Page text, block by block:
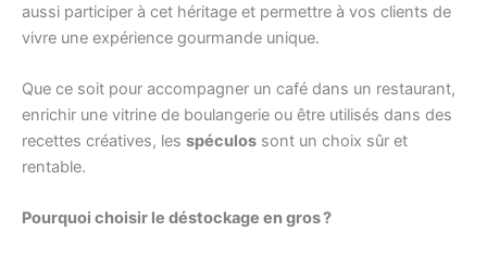
aussi participer à cet héritage et permettre à vos clients de
vivre une expérience gourmande unique.
Que ce soit pour accompagner un café dans un restaurant,
enrichir une vitrine de boulangerie ou être utilisés dans des
recettes créatives, les spéculos sont un choix sûr et
rentable.
Pourquoi choisir le déstockage en gros ?